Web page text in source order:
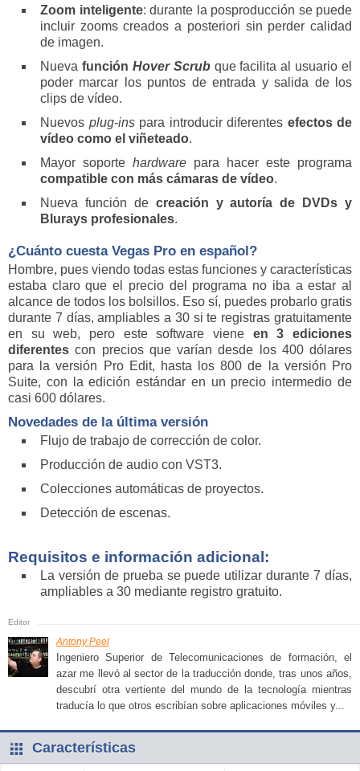
Zoom inteligente: durante la posproducción se puede
incluir zooms creados a posteriori sin perder calidad
de imagen.
Nueva función Hover Scrub que facilita al usuario el
poder marcar los puntos de entrada y salida de los
clips de vídeo.
Nuevos plug-inspara introducir diferentes efectos de
vídeo como el viñeteado.
Mayor soporte hardware para hacer este programa
compatible con más cámaras de vídeo.
Nueva función de creación y autoría de DVDs y
Blurays profesionales.
¿Cuánto cuesta Vegas Pro en español?
Hombre, pues viendo todas estas funciones y características
estaba claro que el precio del programa no iba a estar al
alcance de todos los bolsillos. Eso sí, puedes probarlo gratis
durante 7 días, ampliables a 30 si te registras gratuitamente
en su web, pero este software viene en 3 ediciones
diferentescon precios que varían desde los 400 dólares
para la versión Pro Edit, hasta los 800 de la versión Pro
Suite, con la edición estándar en un precio intermedio de
casi 600 dólares.
Novedades de la última versión
Flujo de trabajo de corrección de color.
Producción de audio con VST3.
Colecciones automáticas de proyectos.
Detección de escenas.
Requisitos e información adicional:
La versión de prueba se puede utilizar durante 7 días,
ampliables a 30 mediante registro gratuito.
Antony Peel
Ingeniero Superior de Telecomunicaciones de formación, el
azar me llevó al sector de la traducción donde, tras unos años,
descubrí otra vertiente del mundo de la tecnología mientras
traducía lo que otros escribían sobre aplicaciones móviles y...
Características